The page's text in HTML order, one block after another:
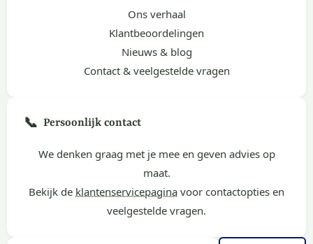
Ons verhaal
Klantbeoordelingen
Nieuws & blog
Contact & veelgestelde vragen
📞 Persoonlijk contact
We denken graag met je mee en geven advies op
maat.
Bekijk de klantenservicepagina voor contactopties en
veelgestelde vragen.